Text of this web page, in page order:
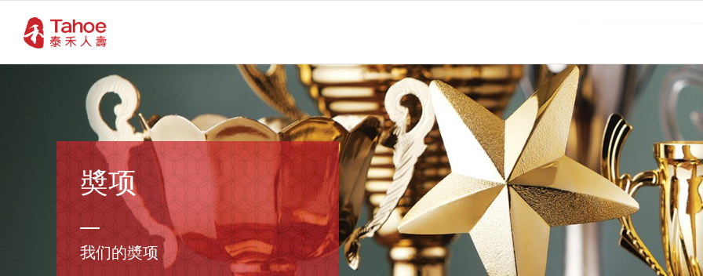
奬项
我们的奬项